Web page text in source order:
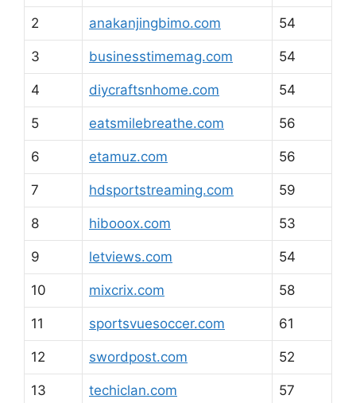
2 anakanjingbimo.com 54
3 businesstimemag.com 54
4 diycraftsnhome.com 54
5 eatsmilebreathe.com 56
6 etamuz.com 56
7 hdsportstreaming.com 59
8 hibooox.com 53
9 letviews.com 54
10 mixcrix.com 58
11 sportsvuesoccer.com 61
12 swordpost.com 52
13 techiclan.com 57